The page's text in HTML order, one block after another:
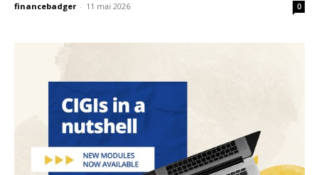
financebadger - 11 mai 2026 0